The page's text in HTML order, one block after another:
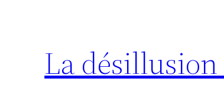
La